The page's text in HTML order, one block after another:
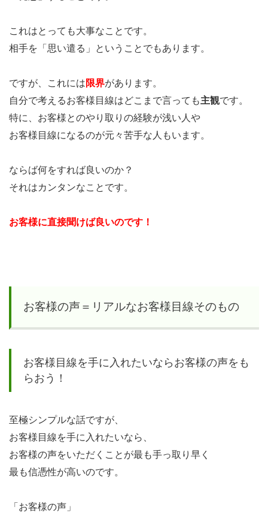
たい
お客
様の
もら
お
う！
有効
有益
客様
4
「A
１枚
アン
トの
可能
性
これはとっても大事なことです。
相手を「思い遣る」ということでもあります。
ですが、これには限界があります。
自分で考えるお客様目線はどこまで言っても主観です。
特に、お客様とのやり取りの経験が浅い人や
お客様目線になるのが元々苦手な人もいます。
ならば何をすれば良いのか？
それはカンタンなことです。
お客様に直接聞けば良いのです！
お客様の声＝リアルなお客様目線そのもの
お客様目線を手に入れたいならお客様の声をも
らおう！
至極シンプルな話ですが、
お客様目線を手に入れたいなら、
お客様の声をいただくことが最も手っ取り早く
最も信憑性が高いのです。
「お客様の声」